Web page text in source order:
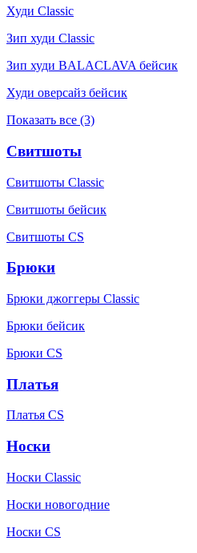
Худи Classic
Зип худи Classic
Зип худи BALACLAVA бейсик
Худи оверсайз бейсик
Показать все (3)
Свитшоты
Свитшоты Classic
Свитшоты бейсик
Свитшоты CS
Брюки
Брюки джоггеры Classic
Брюки бейсик
Брюки CS
Платья
Платья CS
Носки
Носки Classic
Носки новогодние
Носки CS